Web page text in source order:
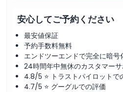
安心してご予約ください
最安値保証
予約手数料無料
エンドツーエンドで完全に暗号
24時間年中無休のカスタマーサ
4.8/5 ⭐ トラストパイロットで
4.7/5 ⭐ グーグルでの評価